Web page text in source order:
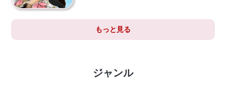
もっと見る
ジャンル